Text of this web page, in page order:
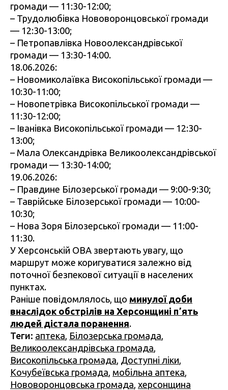
громади — 11:30-12:00;
– Трудолюбівка Нововоронцовської громади
— 12:30-13:00;
– Петропавлівка Новоолександрівської
громади — 13:30-14:00.
18.06.2026:
– Новомиколаївка Високопільської громади —
10:30-11:00;
– Новопетрівка Високопільської громади —
11:30-12:00;
– Іванівка Високопільської громади — 12:30-
13:00;
– Мала Олександрівка Великоолександрівської
громади — 13:30-14:00;
19.06.2026:
– Правдине Білозерської громади — 9:00-9:30;
– Таврійське Білозерської громади — 10:00-
10:30;
– Нова Зоря Білозерської громади — 11:00-
11:30.
У Херсонській ОВА звертають увагу, що
маршрут може коригуватися залежно від
поточної безпекової ситуації в населених
пунктах.
Раніше повідомлялось, що минулої доби
внаслідок обстрілів на Херсонщині пʼять
людей дістала поранення.
Теги: аптека Білозерська громада
Великоолександрівська громада
Високопільська громада Доступні ліки
Кочубеївська громада мобільна аптека
Нововоронцовська громада херсонщина